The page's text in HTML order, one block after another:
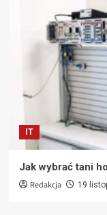
IT
Jak wybrać tani
Redakcja 19